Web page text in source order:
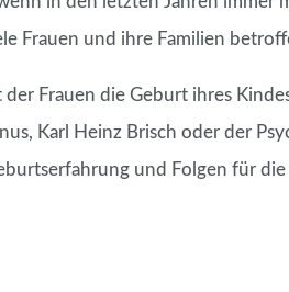
Frauen und ihre Familien
Frauen die Geburt ihres
Karl Heinz Brisch oder der
und Folgen für